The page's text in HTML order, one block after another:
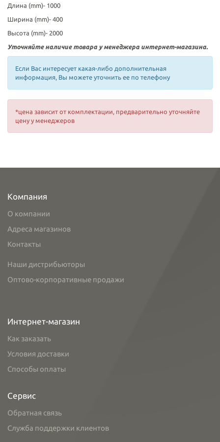
Длина (mm)- 1000
Ширина (mm)- 400
Высота (mm)- 2000
Уточняйте наличие товара у менеджера интернет-магазина.
Если Вас интересует какая-либо дополнительная
информация, Вы можете уточнить ее по телефону
*цена зависит от комплектации, предварительно уточняйте
цену у менеджеров
Компания
О компании
Адреса магазинов
Контакты
Наши дистрибьюторы
Оптово-корпоративные продажи
Интернет-магазин
Как заказать
Условия доставки
Способы оплаты
Сервис
Обратная связь
Служба поддержки клиентов